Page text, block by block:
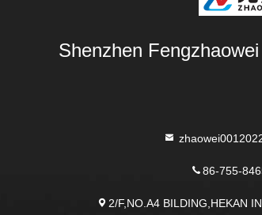
Shenzhen
86-755-
2/F,NO.A4 BILDING,HEKAN